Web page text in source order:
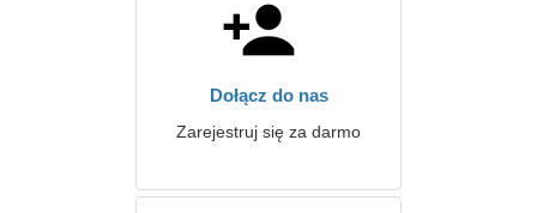
Dołącz do nas
Zarejestruj się za darmo